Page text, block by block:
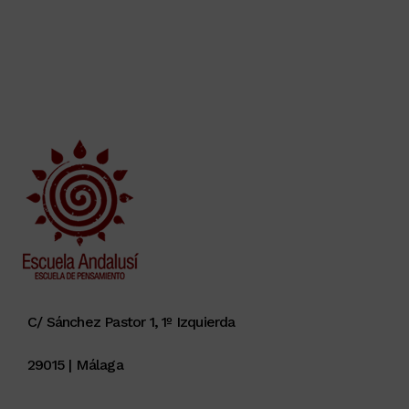
C/ Sánchez Pastor 1, 1º Izquierda
29015 | Málaga